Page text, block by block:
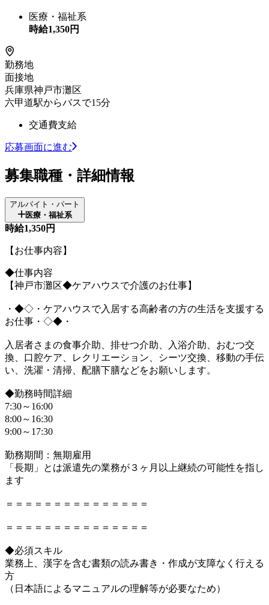
医療・福祉系
時給1,350円
勤務地
面接地
兵庫県神戸市灘区
六甲道駅からバスで15分
交通費支給
応募画面に進む
募集職種・詳細情報
アルバイト・パート
医療・福祉系
時給1,350円
【お仕事内容】
◆仕事内容
【神戸市灘区◆ケアハウスで介護のお仕事】
・◆◇・ケアハウスで入居する高齢者の方の生活を支援する
お仕事・◇◆・
入居者さまの食事介助、排せつ介助、入浴介助、おむつ交
換、口腔ケア、レクリエーション、シーツ交換、移動の手伝
い、洗濯・清掃、配膳下膳などをお願いします。
◆勤務時間詳細
7:30～16:00
8:00～16:30
9:00～17:30
勤務期間：無期雇用
「長期」とは派遣先の業務が３ヶ月以上継続の可能性を指し
ます
＝＝＝＝＝＝＝＝＝＝＝＝＝＝＝
＝＝＝＝＝＝＝＝＝＝＝＝＝＝＝
◆必須スキル
業務上、漢字を含む書類の読み書き・作成が支障なく行える
方
（日本語によるマニュアルの理解等が必要なため）